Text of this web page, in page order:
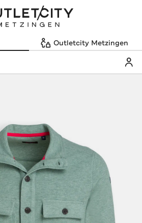
Outletcity Metzingen